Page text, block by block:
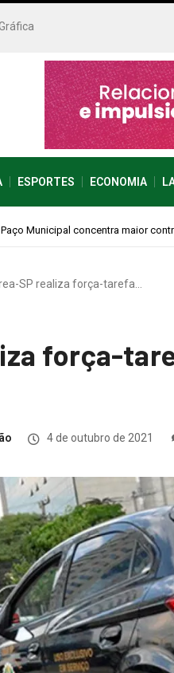
ESPORTES ECONOMIA
discutir desenvolvimento
SP realiza força-tarefa…
força-
4 de outubro de 2021